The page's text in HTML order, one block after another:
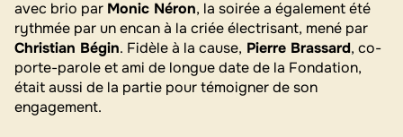
avec brio par Monic Néron, la soirée a également été
rythmée par un encan à la criée électrisant, mené par
Christian Bégin. Fidèle à la cause, Pierre Brassard, co-
porte-parole et ami de longue date de la Fondation,
était aussi de la partie pour témoigner de son
engagement.